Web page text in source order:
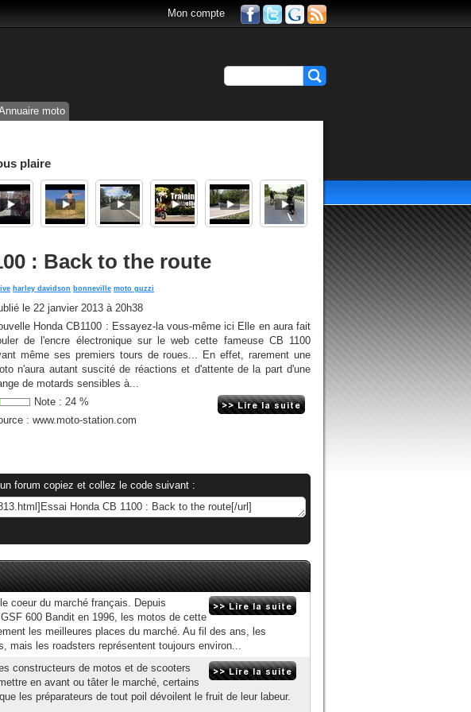
Mon compte
moto
plaire
: Back to the route
harley davidson bonneville moto guzzi
le 22 janvier 2013 à 20h38
Honda CB1100 : Essayez-la vous-même ici Elle en aura fait
de l'encre électronique sur le web cette fameuse CB 1100
même ses premiers tours de roues... En effet, rarement une
n'aura autant suscité de réactions et d'attente de la part d'une
de motards sensibles à...
Note : 24 %
: www.moto-station.com
forum copiez et collez le code suivant :
coeur du marché français. Depuis
600 Bandit en 1996, les motos de cette
les meilleures places du marché. Au fil des ans, les
mais les roadsters représentent toujours environ...
constructeurs de motos et de scooters
en avant ou tâter le marché, certains
les préparateurs de tout poil dévoilent le fruit de leur labeur.